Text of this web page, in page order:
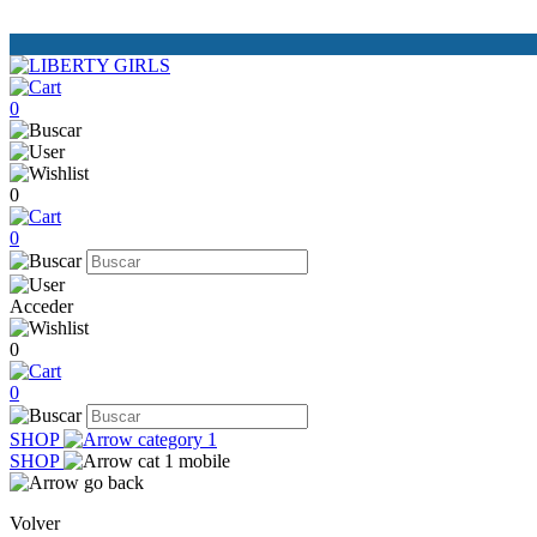
0
0
0
Acceder
0
0
SHOP
SHOP
Volver